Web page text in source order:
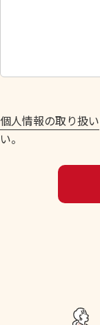
だ
い
。
個人情報の取り扱い
い。